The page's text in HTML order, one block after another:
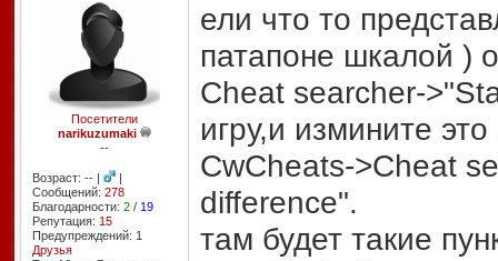
Посетители
narikuzumaki
--
Возраст: -- |
|
Сообщений: 278
Благодарности: 2/ 19
Репутация: 15
Предупреждений: 1
Друзья
ели что то
патапоне шкалой )
Cheat searcher-
игру,и измините
CwCheats->Cheat
difference".
там будет такие